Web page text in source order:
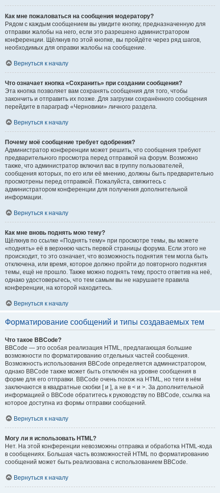
Как мне пожаловаться на сообщения модератору?
Рядом с каждым сообщением вы увидите кнопку, предназначенную для
отправки жалобы на него, если это разрешено администратором
конференции. Щёлкнув по этой кнопке, вы пройдёте через ряд шагов,
необходимых для оправки жалобы на сообщение.
Вернуться к началу
Что означает кнопка «Сохранить» при создании сообщения?
Эта кнопка позволяет вам сохранять сообщения для того, чтобы
закончить и отправить их позже. Для загрузки сохранённого сообщения
перейдите в параграф «Черновики» личного раздела.
Вернуться к началу
Почему моё сообщение требует одобрения?
Администратор конференции может решить, что сообщения требуют
предварительного просмотра перед отправкой на форум. Возможно
также, что администратор включил вас в группу пользователей,
сообщения которых, по его или её мнению, должны быть предварительно
просмотрены перед отправкой. Пожалуйста, свяжитесь с
администратором конференции для получения дополнительной
информации.
Вернуться к началу
Как мне вновь поднять мою тему?
Щёлкнув по ссылке «Поднять тему» при просмотре темы, вы можете
«поднять» её в верхнюю часть первой страницы форума. Если этого не
происходит, то это означает, что возможность поднятия тем могла быть
отключена, или время, которое должно пройти до повторного поднятия
темы, ещё не прошло. Также можно поднять тему, просто ответив на неё,
однако удостоверьтесь, что тем самым вы не нарушаете правила
конференции, на которой находитесь.
Вернуться к началу
Форматирование сообщений и типы создаваемых тем
Что такое BBCode?
BBCode — это особая реализация HTML, предлагающая большие
возможности по форматированию отдельных частей сообщения.
Возможность использования BBCode определяется администратором,
однако BBCode также может быть отключён на уровне сообщения в
форме для его отправки. BBCode очень похож на HTML, но теги в нём
заключаются в квадратные скобки [ и ], а не в < и >. За дополнительной
информацией о BBCode обратитесь к руководству по BBCode, ссылка на
которое доступна из формы отправки сообщений.
Вернуться к началу
Могу ли я использовать HTML?
Нет. На этой конференции невозможны отправка и обработка HTML-кода
в сообщениях. Большая часть возможностей HTML по форматированию
сообщений может быть реализована с использованием BBCode.
Вернуться к началу